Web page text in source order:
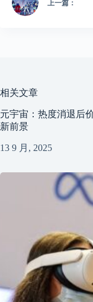
上一篇：
相关文章
元宇宙：热度消退后
新前景​
13 9 月, 2025